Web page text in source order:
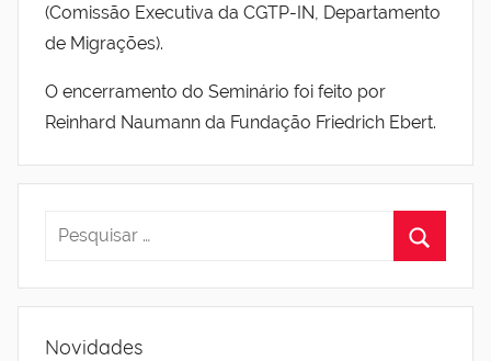
(Comissão Executiva da CGTP-IN, Departamento
de Migrações).
O encerramento do Seminário foi feito por
Reinhard Naumann da Fundação Friedrich Ebert.
Novidades